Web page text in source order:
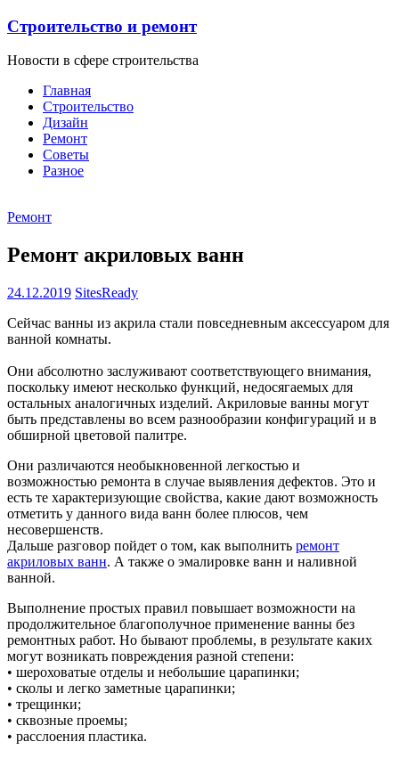
Строительство и ремонт
Новости в сфере строительства
Главная
Строительство
Дизайн
Ремонт
Советы
Разное
Ремонт
Ремонт акриловых ванн
24.12.2019 SitesReady
Сейчас ванны из акрила стали повседневным аксессуаром для
ванной комнаты.
Они абсолютно заслуживают соответствующего внимания,
поскольку имеют несколько функций, недосягаемых для
остальных аналогичных изделий. Акриловые ванны могут
быть представлены во всем разнообразии конфигураций и в
обширной цветовой палитре.
Они различаются необыкновенной легкостью и
возможностью ремонта в случае выявления дефектов. Это и
есть те характеризующие свойства, какие дают возможность
отметить у данного вида ванн более плюсов, чем
несовершенств.
Дальше разговор пойдет о том, как выполнить ремонт
акриловых ванн. А также о эмалировке ванн и наливной
ванной.
Выполнение простых правил повышает возможности на
продолжительное благополучное применение ванны без
ремонтных работ. Но бывают проблемы, в результате каких
могут возникать повреждения разной степени:
• шероховатые отделы и небольшие царапинки;
• сколы и легко заметные царапинки;
• трещинки;
• сквозные проемы;
• расслоения пластика.